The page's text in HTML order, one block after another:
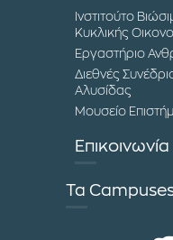
Ινστιτούτο
Κυκλικής
Εργαστήριο
Διεθνές
Αλυσίδας
Μουσείο
Επικοινωνία
Τα